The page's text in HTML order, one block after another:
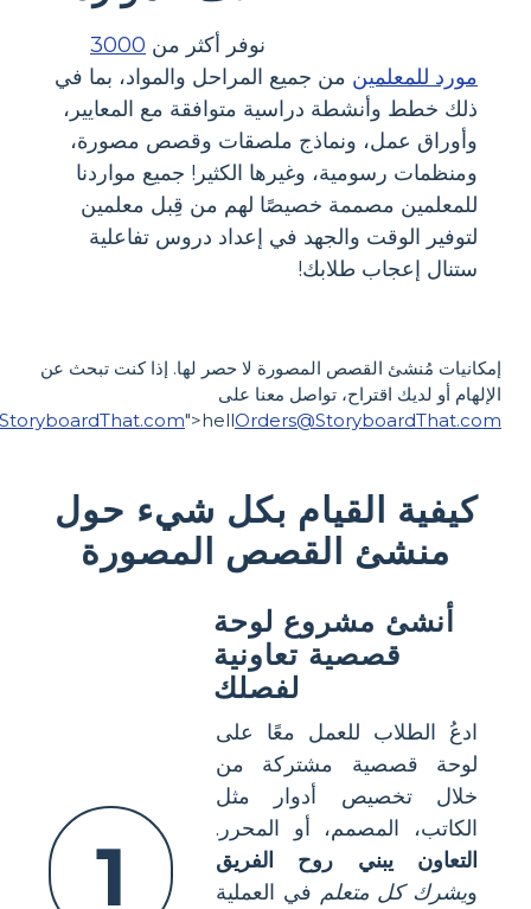
نوفر أكثر من 3000
مورد للمعلمين من جميع المراحل والمواد، بما في
ذلك خطط وأنشطة دراسية متوافقة مع المعايير،
وأوراق عمل، ونماذج ملصقات وقصص مصورة،
ومنظمات رسومية، وغيرها الكثير! جميع مواردنا
للمعلمين مصممة خصيصًا لهم من قِبل معلمين
لتوفير الوقت والجهد في إعداد دروس تفاعلية
ستنال إعجاب طلابك!
إمكانيات مُنشئ القصص المصورة لا حصر لها. إذا كنت تبحث عن
الإلهام أو لديك اقتراح، تواصل معنا على
">hellOrders@StoryboardThat.com
كيفية القيام بكل شيء حول
منشئ القصص المصورة
1
أنشئ مشروع لوحة
قصصية تعاونية
لفصلك
ادعُ الطلاب للعمل معًا على
لوحة قصصية مشتركة من
خلال تخصيص أدوار مثل
الكاتب، المصمم، أو المحرر.
التعاون يبني روح الفريق
ويشرك كل متعلم في العملية